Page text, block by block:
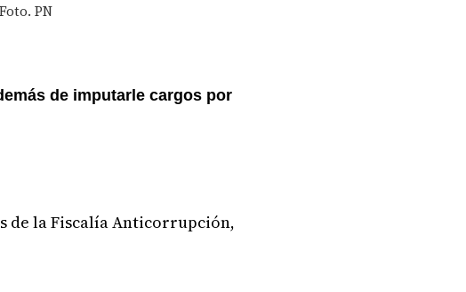
PN
de imputarle cargos por
de la Fiscalía Anticorrupción,